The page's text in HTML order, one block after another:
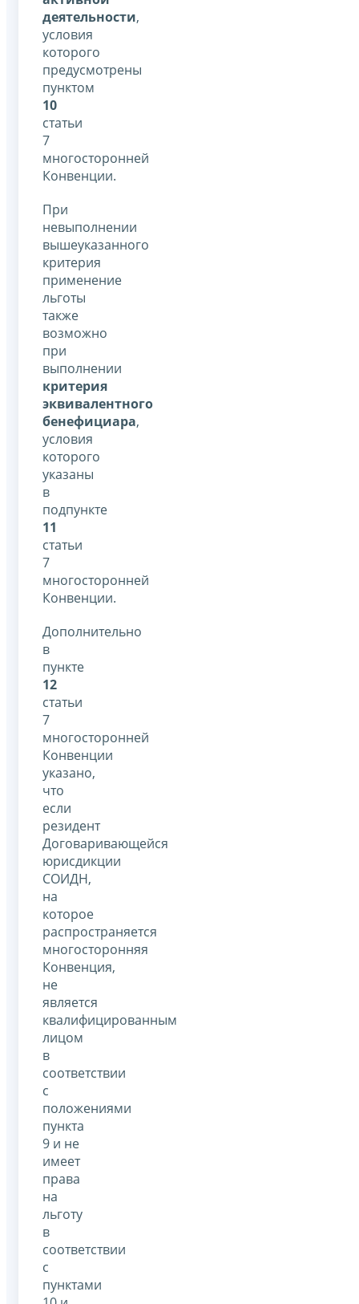
деятельности,
условия
которого
предусмотрены
пунктом
10
статьи
7
многосторонней
Конвенции.
При
невыполнении
вышеуказанного
критерия
применение
льготы
также
возможно
при
выполнении
критерия
эквивалентного
бенефициара,
условия
которого
указаны
в
подпункте
11
статьи
7
многосторонней
Конвенции.
Дополнительно
в
пункте
12
статьи
7
многосторонней
Конвенции
указано,
что
если
резидент
Договаривающейся
юрисдикции
СОИДН,
на
которое
распространяется
многосторонняя
Конвенция,
не
является
квалифицированным
лицом
в
соответствии
с
положениями
пункта
9 и не
имеет
права
на
льготу
в
соответствии
с
пунктами